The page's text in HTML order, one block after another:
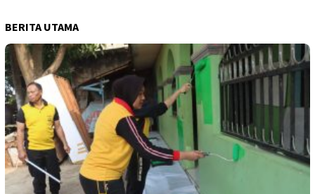
BERITA UTAMA